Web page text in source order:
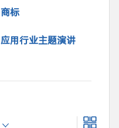
商标
应用行业主题演讲